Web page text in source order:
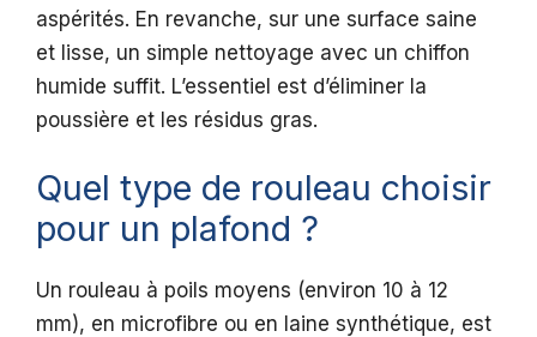
aspérités. En revanche, sur une surface saine
et lisse, un simple nettoyage avec un chiffon
humide suffit. L’essentiel est d’éliminer la
poussière et les résidus gras.
Quel type de rouleau choisir
pour un plafond ?
Un rouleau à poils moyens (environ 10 à 12
mm), en microfibre ou en laine synthétique, est